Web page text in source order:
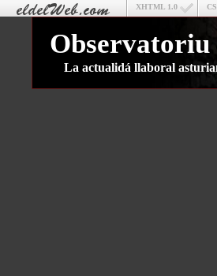
XHTML 1.0
La actualidá llaboral